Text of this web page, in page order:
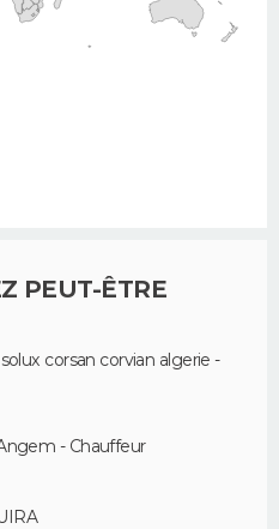
PEUT-ÊTRE
corsan corvian algerie -
- Chauffeur